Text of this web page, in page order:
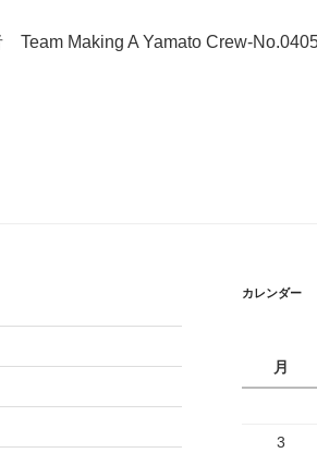
Team Making A Yamato Crew-
カレンダー
月
3